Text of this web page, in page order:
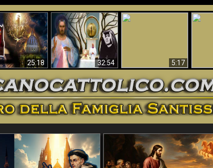
25:18
ha previsto
senza Papa?
32:54
Faustina e la Divina
Misericordia – un
inganno
5:17